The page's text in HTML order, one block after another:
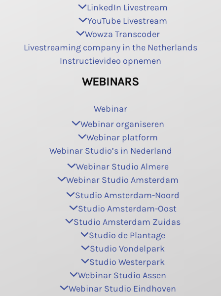
LinkedIn Livestream
YouTube Livestream
Wowza Transcoder
Livestreaming company in the Netherlands
Instructievideo opnemen
WEBINARS
Webinar
Webinar organiseren
Webinar platform
Webinar Studio’s in Nederland
Webinar Studio Almere
Webinar Studio Amsterdam
Studio Amsterdam-Noord
Studio Amsterdam-Oost
Studio Amsterdam Zuidas
Studio de Plantage
Studio Vondelpark
Studio Westerpark
Webinar Studio Assen
Webinar Studio Eindhoven